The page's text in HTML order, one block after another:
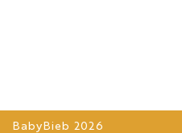
BabyBieb 2026